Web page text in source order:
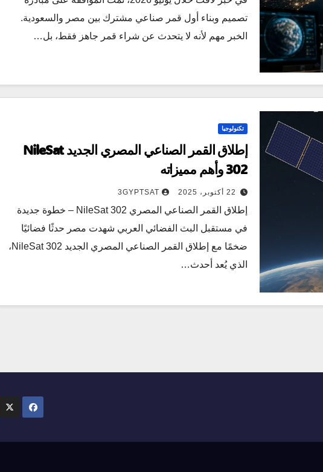
تصميم وبناء أول قمر صناعي مشترك بين مصر والسعودية.
الخبر مهم لأنه لا يتحدث عن شراء قمر جاهز فقط، بل…
تكنولوجيا
إطلاق القمر الصناعي المصري الجديد NileSat
302 وأهم مميزاته
22 أكتوبر، 2025 3GYPTSAT
إطلاق القمر الصناعي المصري NileSat 302 – خطوة جديدة
في مستقبل البث الفضائي العربي شهدت مصر حدثًا فضائيًا
ضخمًا مع إطلاق القمر الصناعي المصري الجديد NileSat 302،
الذي يُعد أحدث…